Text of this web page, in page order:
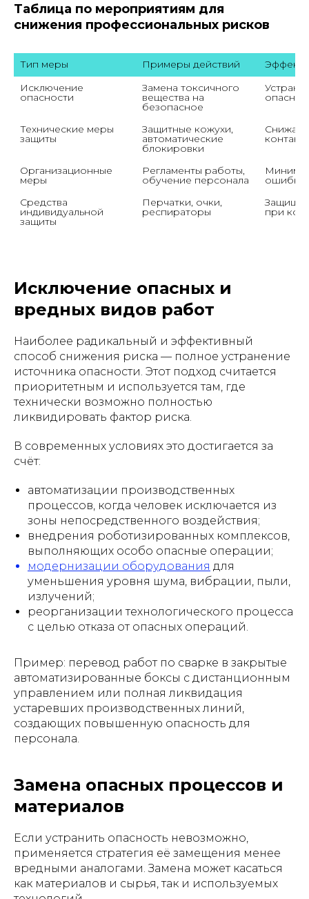
Таблица по мероприятиям для
снижения профессиональных рисков
Тип меры Примеры действий
Эффект
Исключение
опасности
Замена токсичного
вещества на
безопасное
Технические меры
защиты
Защитные кожухи,
автоматические
блокировки
контакта
Организационные
меры
Регламенты работы,
обучение персонала
ошибки
Средства
индивидуальной
защиты
Перчатки, очки,
респираторы при
Исключение опасных и
вредных видов работ
Наиболее радикальный и эффективный
способ снижения риска — полное устранение
источника опасности. Этот подход считается
приоритетным и используется там, где
технически возможно полностью
ликвидировать фактор риска.
В современных условиях это достигается за
счёт:
автоматизации производственных
процессов, когда человек исключается из
зоны непосредственного воздействия;
внедрения роботизированных комплексов,
выполняющих особо опасные операции;
модернизации оборудования для
уменьшения уровня шума, вибрации, пыли,
излучений;
реорганизации технологического процесса
с целью отказа от опасных операций.
Пример: перевод работ по сварке в закрытые
автоматизированные боксы с дистанционным
управлением или полная ликвидация
устаревших производственных линий,
создающих повышенную опасность для
персонала.
Замена опасных процессов и
материалов
Если устранить опасность невозможно,
применяется стратегия её замещения менее
вредными аналогами. Замена может касаться
как материалов и сырья, так и используемых